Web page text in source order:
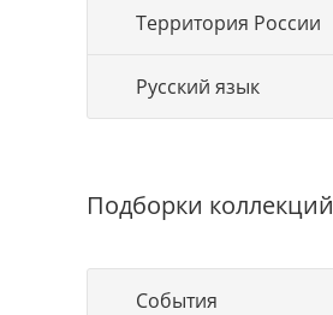
Территория России
Русский язык
Подборки коллекций
События